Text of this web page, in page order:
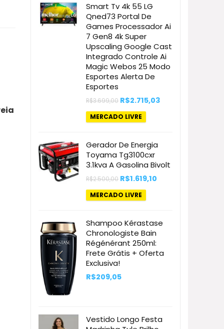
R$199,97.R$114,90.
Smart Tv 4k 55 LG
Qned73 Portal De
Games Processador Ai
7 Gen8 4k Super
Upscaling Google Cast
Integrado Controle Ai
Magic Webos 25 Modo
Esportes Alerta De
Esportes
R$3.699,00 O
original
era:
R$2.715,03O
MERCADO LIVRE
Gerador De Energia
Toyama Tg3100cxr
3.1kva A Gasolina Bivolt
R$2.500,00 O
original
era:
R$1.619,10
MERCADO LIVRE
Shampoo Kérastase
Chronologiste Bain
Régénérant 250ml:
Frete Grátis + Oferta
Exclusiva!
R$209,05
Vestido Longo Festa